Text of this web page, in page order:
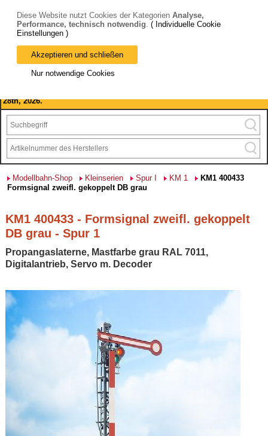
Bitte beachten Sie: wir machen Betriebsferien, vom 03. bis 28.
August 2026 haben wir geschlossen.
28th, 2026.
Modellbahn-Shop Kleinserien Spur I KM 1
KM1 400433
Formsignal zweifl. gekoppelt DB grau
KM1 400433 - Formsignal zweifl. gekoppelt
DB grau - Spur 1
Propangaslaterne, Mastfarbe grau RAL 7011,
Digitalantrieb, Servo m. Decoder
Diese Website nutzt Cookies der Kategorien Analyse,
Performance, technisch notwendig. ( Individuelle Cookie
Einstellungen )
Akzeptieren und schließen
Nur notwendige Cookies